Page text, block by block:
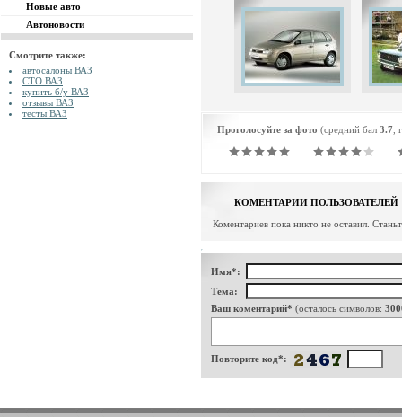
Новые авто
Автоновости
Смотрите также:
автосалоны ВАЗ
СТО ВАЗ
купить б/у ВАЗ
отзывы ВАЗ
тесты ВАЗ
Проголосуйте за фото (средний бал 3.7
КОМЕНТАРИИ ПОЛЬЗОВАТЕЛЕЙ
Коментариев пока никто не оставил.
Имя*:
Тема:
Ваш коментарий* (осталось символов:
Повторите код*: